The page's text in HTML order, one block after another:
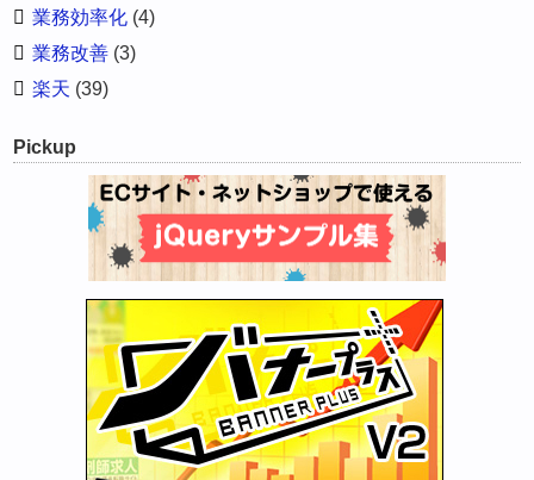
業務効率化 (4)
業務改善 (3)
楽天 (39)
Pickup